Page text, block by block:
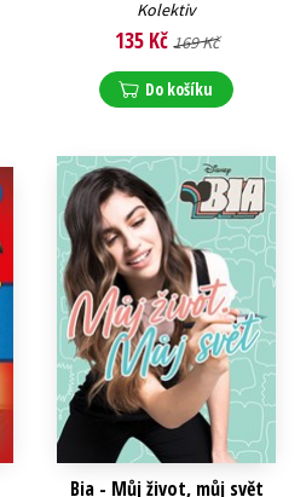
Kolektiv
135 Kč 169 Kč
Do košíku
Bia - Můj život, můj svět